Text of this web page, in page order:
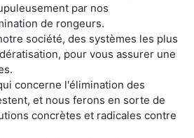
par nos
de rongeurs.
société, des systèmes les plus
pour vous assurer une
concerne l'élimination des
et nous ferons en sorte de
concrètes et radicales contre